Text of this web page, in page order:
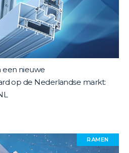
een nieuwe
op de Nederlandse markt:
RAMEN